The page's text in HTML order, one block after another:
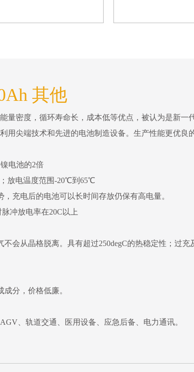
其他
量密度，循环寿命长，成本低等优点，被认为是新
用尖端技术和先进的电池制造设备。生产性能更优良
电池的2倍
放电温度范围-20℃到65℃
充电后的电池可以长时间存放仍保有高电量。
冲放电率在20C以上
会从晶格脱离。具有超过250degC的热稳定性；过
分，价格低廉。
、轨道交通、医用设备、应急后备、电力通讯。